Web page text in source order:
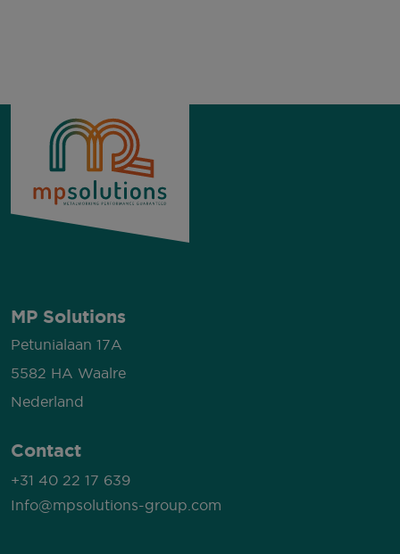
MP Solutions
Petunialaan 17A
5582 HA Waalre
Nederland
Contact
+31 40 22 17 639
Info@mpsolutions-group.com